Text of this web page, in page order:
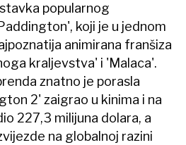
popularnog
koji je u jednom
animirana franšiza
kraljevstva' i 'Malaca'.
znatno je porasla
2' zaigrao u kinima i na
227,3 milijuna dolara, a
na globalnoj razini